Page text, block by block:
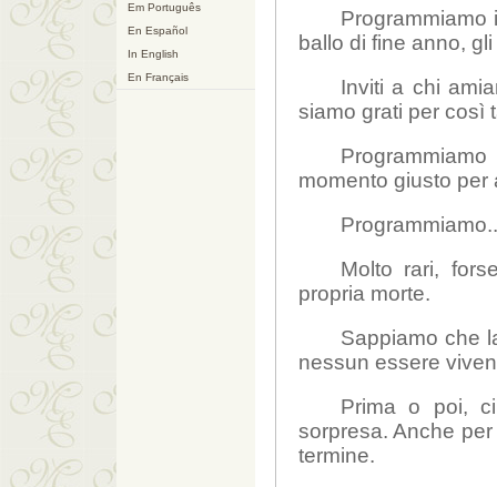
Em Português
En Español
In English
En Français
ballo di fine anno,
Inviti a chi
siamo grati per così
momento giusto per
Molto rari,
propria morte.
Sappiamo che
nessun essere
Prima o poi,
sorpresa. Anche
termine.